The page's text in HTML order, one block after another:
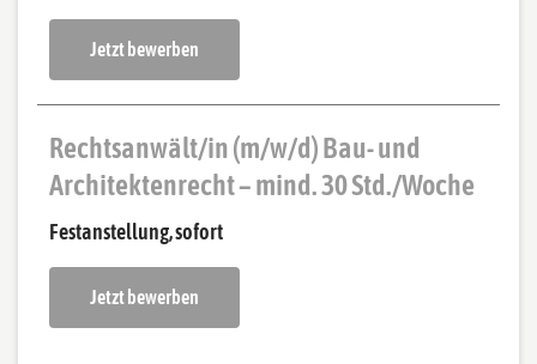
Jetzt bewerben
Rechtsanwält/in (m/w/d) Bau- und
Architektenrecht – mind. 30 Std./Woche
Festanstellung, sofort
Jetzt bewerben